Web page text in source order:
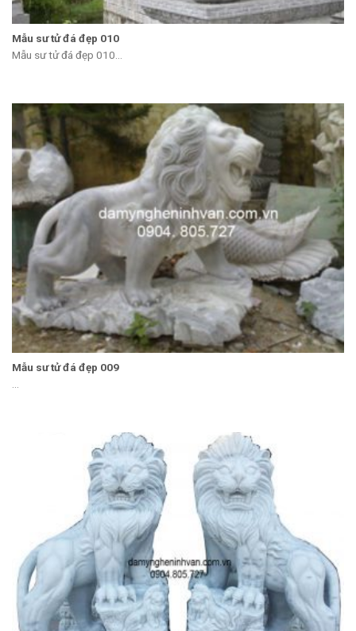
Mẫu sư tử đá đẹp 010
Mẫu sư tử đá đẹp 010...
Mẫu sư tử đá đẹp 009